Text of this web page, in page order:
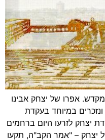
אפרו של יצחק אבינו
במיוחד בעקדת
יצחק לזרעו היום ברחמים
יצחק – "אמר הקב"ה, תקעו